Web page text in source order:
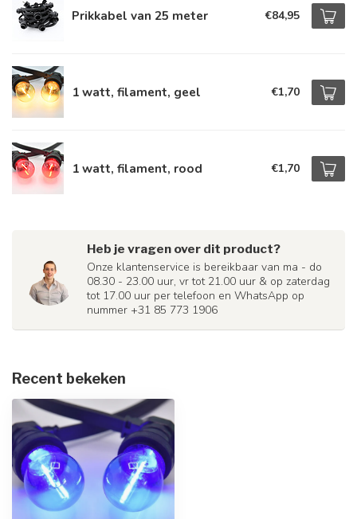
Prikkabel van 25 meter €84,95
1 watt, filament, geel €1,70
1 watt, filament, rood €1,70
Heb je vragen over dit product?
Onze klantenservice is bereikbaar van ma - do
08.30 - 23.00 uur, vr tot 21.00 uur & op zaterdag
tot 17.00 uur per telefoon en WhatsApp op
nummer +31 85 773 1906
Recent bekeken